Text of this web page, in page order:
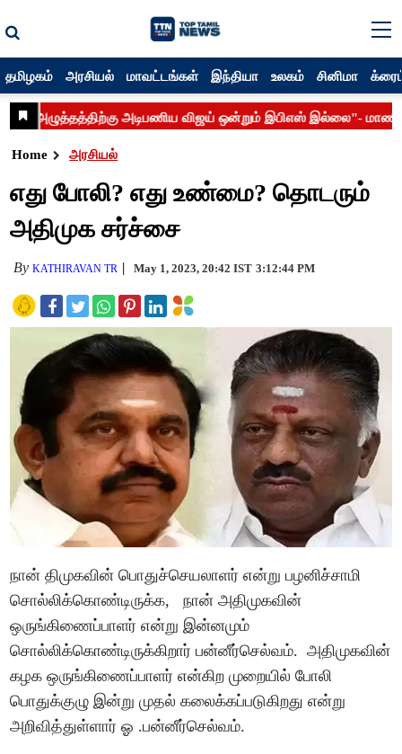
தமிழகம் அரசியல் மாவட்டங்கள் இந்தியா உலகம் சினிமா
Home அரசியல்
எது போலி? எது உண்மை? தொடரும்
அதிமுக சர்ச்சை
ByKATHIRAVAN TR May 1, 2023, 20:42 IST 3:12:44 PM
நான் திமுகவின் பொதுச்செயலாளர் என்று பழனிச்சாமி
சொல்லிக்கொண்டிருக்க, நான் அதிமுகவின்
ஒருங்கிணைப்பாளர் என்று இன்னமும்
சொல்லிக்கொண்டிருக்கிறார் பன்னீர்செல்வம். அதிமுகவின்
கழக ஒருங்கிணைப்பாளர் என்கிற முறையில் போலி
பொதுக்குழு இன்று முதல் கலைக்கப்படுகிறது என்று
அறிவித்துள்ளார் ஓ .பன்னீர்செல்வம்.